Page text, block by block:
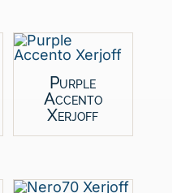
Purple
Accento
Xerjoff